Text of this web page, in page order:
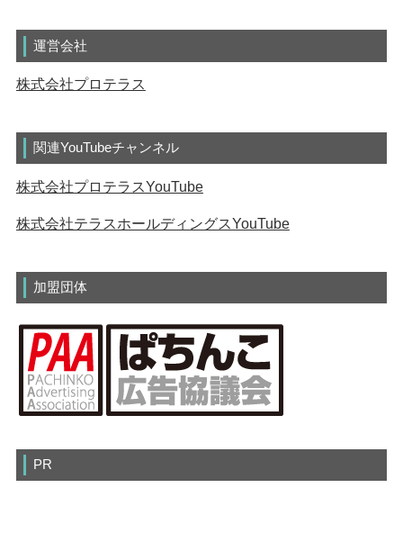
運営会社
株式会社プロテラス
関連YouTubeチャンネル
株式会社プロテラスYouTube
株式会社テラスホールディングスYouTube
加盟団体
PR